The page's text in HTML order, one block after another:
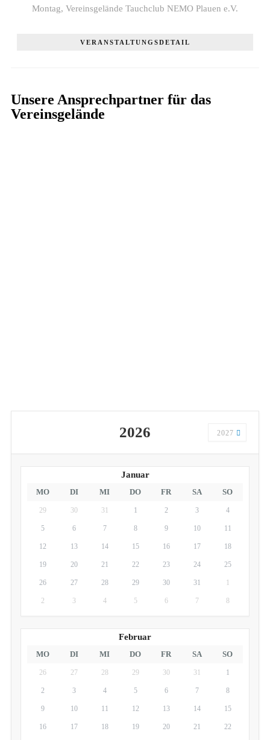
Montag, Vereinsgelände Tauchclub NEMO Plauen e.V.
VERANSTALTUNGSDETAIL
Unsere Ansprechpartner für das
Vereinsgelände
2026 2027
Januar
MO DI MI DO FR SA SO
29 30 31 1 2 3 4
5 6 7 8 9 10 11
12 13 14 15 16 17 18
19 20 21 22 23 24 25
26 27 28 29 30 31 1
2 3 4 5 6 7 8
Februar
MO DI MI DO FR SA SO
26 27 28 29 30 31 1
2 3 4 5 6 7 8
9 10 11 12 13 14 15
16 17 18 19 20 21 22